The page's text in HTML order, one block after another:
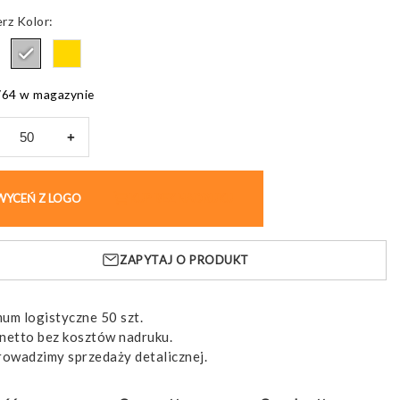
Kolor
w magazynie
+
Z LOGO
ZAPYTAJ O PRODUKT
logistyczne 50 szt.
bez kosztów nadruku.
sprzedaży detalicznej.